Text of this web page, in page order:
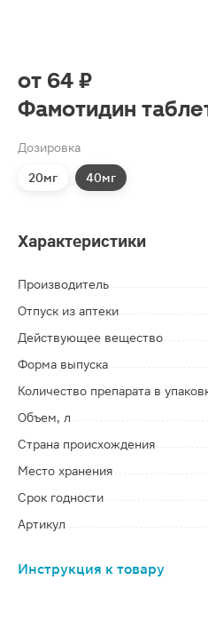
от 64 ₽
Фамотидин
Дозировка
20мг 40мг
Характеристики
Производитель
Отпуск из аптеки
Действующее вещество
Форма выпуска
Количество препарата в
Объем, л
Страна происхождения
Место хранения
Срок годности
Артикул
Инструкция к товару